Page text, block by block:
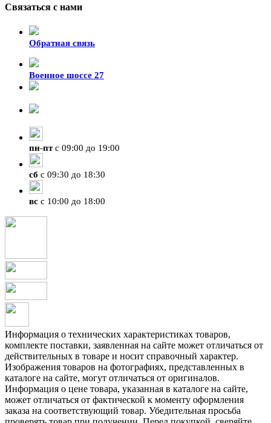
Связаться с нами
Обратная связь
Военное шоссе 27
пн-птс 09:00 до 19:00
сб с 09:30 до 18:30
вс с 10:00 до 18:00
Информация о технических характеристиках товаров,
комплекте поставки, заявленная на сайте может отличаться от
действительных в товаре и носит справочный характер.
Изображения товаров на фотографиях, представленных в
каталоге на сайте, могут отличаться от оригиналов.
Информация о цене товара, указанная в каталоге на сайте,
может отличаться от фактической к моменту оформления
заказа на соответствующий товар. Убедительная просьба